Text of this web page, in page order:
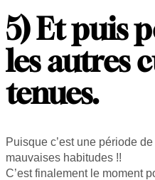
5) Et puis
les autres
tenues.
Puisque c’est une période
mauvaises habitudes !!
C’est finalement le moment